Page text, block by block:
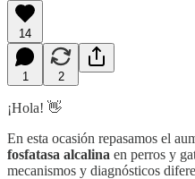
14
1 2
¡Hola! 👋
En esta ocasión repasamos el
fosfatasa alcalina en perros y
mecanismos y diagnósticos